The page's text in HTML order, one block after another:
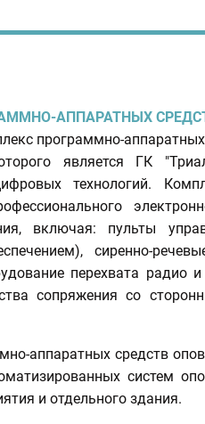
АППАРАТНЫХ
программно-
является ГК
технологий.
включая: пульты
сиренно-
перехвата радио
сопряжения со
аппаратных средств
систем
и отдельного здания.